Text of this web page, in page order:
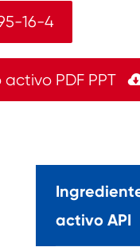
16-4
PDF PPT
activo API